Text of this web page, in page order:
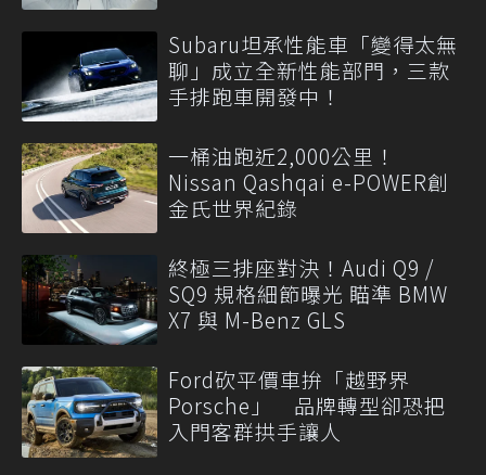
Subaru坦承性能車「變得太無
聊」成立全新性能部門，三款
手排跑車開發中！
一桶油跑近2,000公里！
Nissan Qashqai e-POWER創
金氏世界紀錄
終極三排座對決！Audi Q9 /
SQ9 規格細節曝光 瞄準 BMW
X7 與 M-Benz GLS
Ford砍平價車拚「越野界
Porsche」 品牌轉型卻恐把
入門客群拱手讓人